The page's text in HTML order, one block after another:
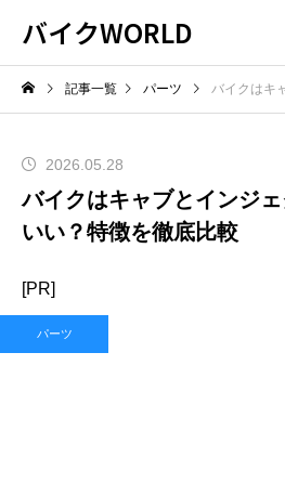
バイクWORLD
記事一覧 パーツ バイクはキャブとイ
2026.05.28
バイクはキャブとインジ
いい？特徴を徹底比較
[PR]
パーツ